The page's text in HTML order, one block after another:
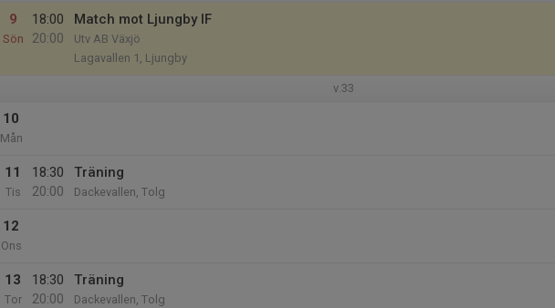
9
Sön
18:00
20:00
Match mot Ljungby IF
Utv AB Växjö
Lagavallen 1, Ljungby
v.33
10
Mån
11
Tis
18:30
20:00
Träning
Dackevallen, Tolg
12
Ons
13
Tor
18:30
20:00
Träning
Dackevallen, Tolg